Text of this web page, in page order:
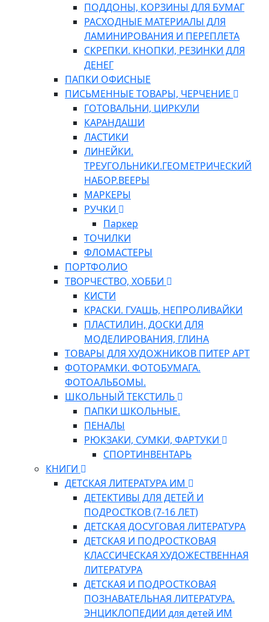
ПОДДОНЫ, КОРЗИНЫ ДЛЯ БУМАГ
РАСХОДНЫЕ МАТЕРИАЛЫ ДЛЯ
ЛАМИНИРОВАНИЯ И ПЕРЕПЛЕТА
СКРЕПКИ. КНОПКИ, РЕЗИНКИ ДЛЯ
ДЕНЕГ
ПАПКИ ОФИСНЫЕ
ПИСЬМЕННЫЕ ТОВАРЫ, ЧЕРЧЕНИЕ
ГОТОВАЛЬНИ, ЦИРКУЛИ
КАРАНДАШИ
ЛАСТИКИ
ЛИНЕЙКИ.
ТРЕУГОЛЬНИКИ.ГЕОМЕТРИЧЕСКИЙ
НАБОР.ВЕЕРЫ
МАРКЕРЫ
РУЧКИ
Паркер
ТОЧИЛКИ
ФЛОМАСТЕРЫ
ПОРТФОЛИО
ТВОРЧЕСТВО, ХОББИ
КИСТИ
КРАСКИ. ГУАШЬ, НЕПРОЛИВАЙКИ
ПЛАСТИЛИН, ДОСКИ ДЛЯ
МОДЕЛИРОВАНИЯ, ГЛИНА
ТОВАРЫ ДЛЯ ХУДОЖНИКОВ ПИТЕР АРТ
ФОТОРАМКИ. ФОТОБУМАГА.
ФОТОАЛЬБОМЫ.
ШКОЛЬНЫЙ ТЕКСТИЛЬ
ПАПКИ ШКОЛЬНЫЕ.
ПЕНАЛЫ
РЮКЗАКИ, СУМКИ, ФАРТУКИ
СПОРТИНВЕНТАРЬ
КНИГИ
ДЕТСКАЯ ЛИТЕРАТУРА ИМ
ДЕТЕКТИВЫ ДЛЯ ДЕТЕЙ И
ПОДРОСТКОВ (7-16 ЛЕТ)
ДЕТСКАЯ ДОСУГОВАЯ ЛИТЕРАТУРА
ДЕТСКАЯ И ПОДРОСТКОВАЯ
КЛАССИЧЕСКАЯ ХУДОЖЕСТВЕННАЯ
ЛИТЕРАТУРА
ДЕТСКАЯ И ПОДРОСТКОВАЯ
ПОЗНАВАТЕЛЬНАЯ ЛИТЕРАТУРА.
ЭНЦИКЛОПЕДИИ для детей ИМ